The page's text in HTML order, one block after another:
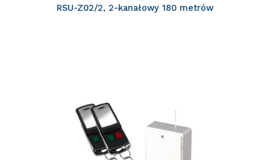
RSU-Z02/2, 2-kanałowy 180 metrów